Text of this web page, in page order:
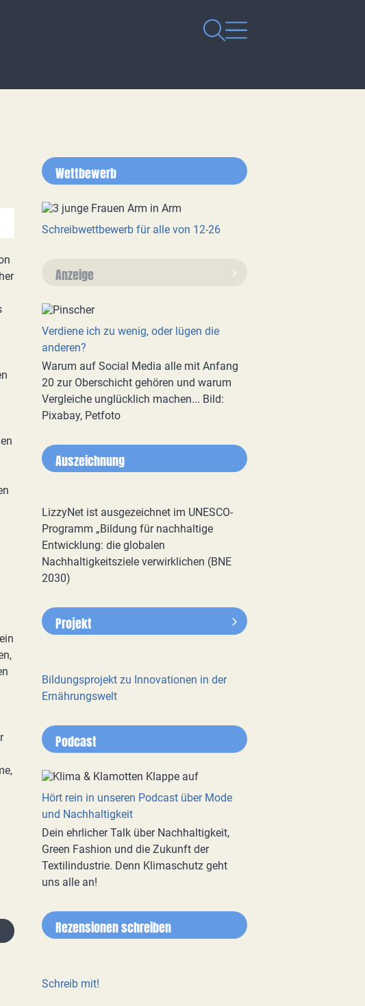
Wettbewerb
Schreibwettbewerb für alle von 12-26
Anzeige
Verdiene ich zu wenig, oder lügen die
anderen?
Warum auf Social Media alle mit Anfang
20 zur Oberschicht gehören und warum
Vergleiche unglücklich machen... Bild:
Pixabay, Petfoto
Auszeichnung
LizzyNet ist ausgezeichnet im UNESCO-
Programm „Bildung für nachhaltige
Entwicklung: die globalen
Nachhaltigkeitsziele verwirklichen (BNE
2030)
Projekt
Bildungsprojekt zu Innovationen in der
Ernährungswelt
Podcast
Hört rein in unseren Podcast über Mode
und Nachhaltigkeit
Dein ehrlicher Talk über Nachhaltigkeit,
Green Fashion und die Zukunft der
Textilindustrie. Denn Klimaschutz geht
uns alle an!
Rezensionen schreiben
Schreib mit!